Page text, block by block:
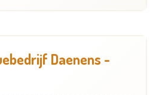
Daenens -